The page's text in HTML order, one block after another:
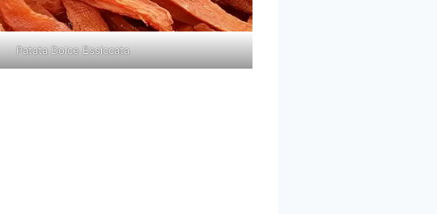
Patata Dolce Essiccata